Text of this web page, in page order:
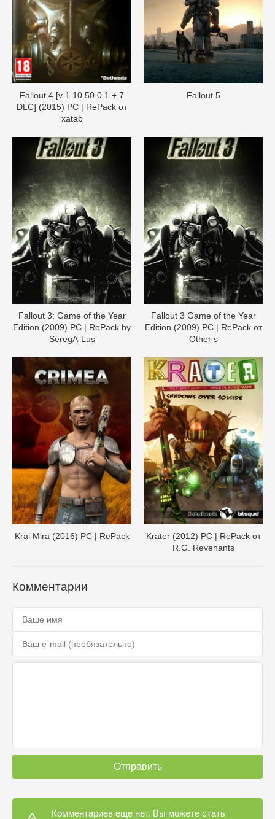
Fallout 4 [v 1.10.50.0.1 + 7
DLC] (2015) PC | RePack от
xatab
Fallout 5
Fallout 3: Game of the Year
Edition (2009) PC | RePack by
SeregA-Lus
Fallout 3 Game of the Year
Edition (2009) PC | RePack от
Other s
Krai Mira (2016) PC | RePack
Krater (2012) PC | RePack от
R.G. Revenants
Комментарии
Отправить
Комментариев еще нет. Вы можете стать